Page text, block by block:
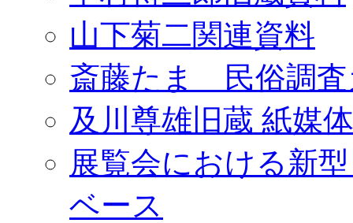
山下菊二関連資料
斎藤たま 民俗調査
及川尊雄旧蔵 紙媒
展覧会における新
ベース